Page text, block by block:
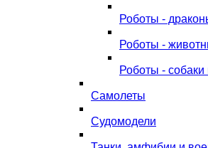
Роботы -
Роботы -
Роботы - собаки
Самолеты
Судомодели